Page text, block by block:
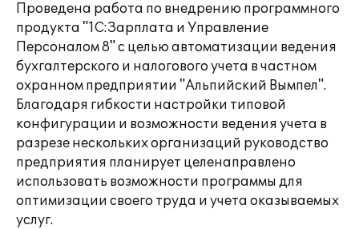
Проведена работа по внедрению программного
продукта "1С:Зарплата и Управление
Персоналом 8" с целью автоматизации ведения
бухгалтерского и налогового учета в частном
охранном предприятии "Альпийский Вымпел".
Благодаря гибкости настройки типовой
конфигурации и возможности ведения учета в
разрезе нескольких организаций руководство
предприятия планирует целенаправлено
использовать возможности программы для
оптимизации своего труда и учета оказываемых
услуг.